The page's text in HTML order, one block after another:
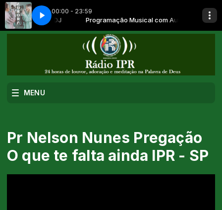
00:00 - 23:59
com AutoDJ Programação Musical com AutoDJ
A Responsa Julliany Souza - Assume A Responsa
MENU
Pr Nelson Nunes Pregação
O que te falta ainda IPR - SP